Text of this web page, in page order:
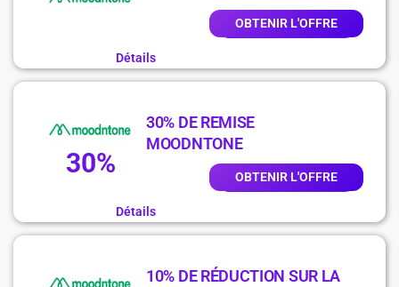
OBTENIR L'OFFRE
Détails
30%
30% DE REMISE
MOODNTONE
OBTENIR L'OFFRE
Détails
10% DE RÉDUCTION SUR LA